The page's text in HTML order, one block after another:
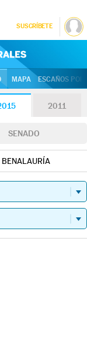
SUSCRÍBETE
MAPA ESCAÑOS
2011
SENADO
BENALAURÍA